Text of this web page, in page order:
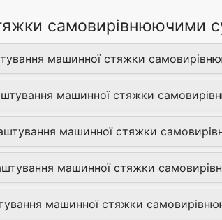
самовирівнюючими
машинної стяжки
машинної стяжки
машинної стяжки
машинної стяжки
машинної стяжки